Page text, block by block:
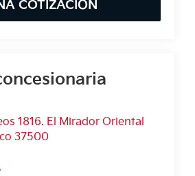
COTIZACIÓN
1816. El Mirador Oriental
37500